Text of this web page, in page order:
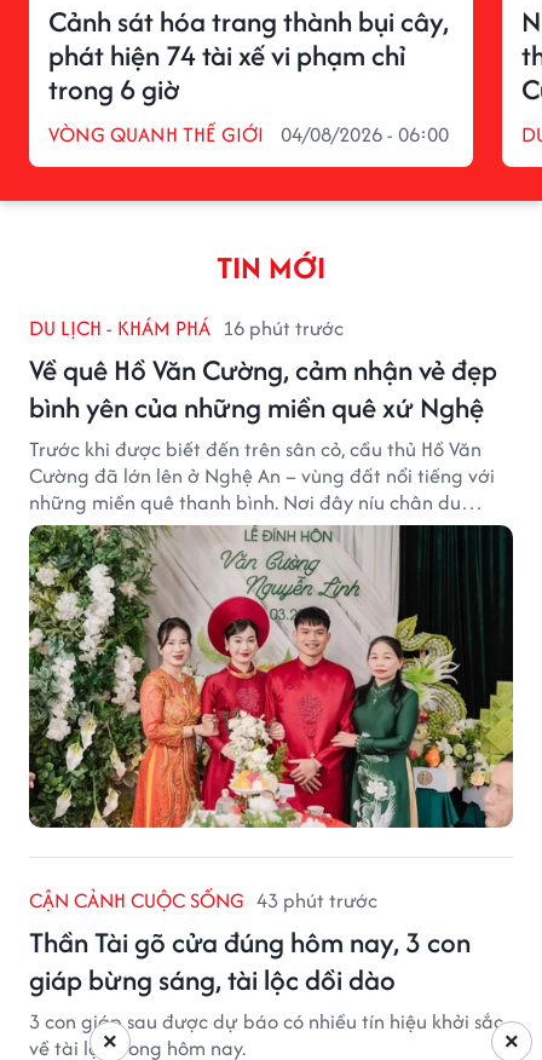
Cảnh sát hóa trang thành bụi cây,
phát hiện 74 tài xế vi phạm chỉ
trong 6 giờ
VÒNG QUANH THẾ GIỚI 04/08/2026 - 06:00
TIN MỚI
DU LỊCH - KHÁM PHÁ 16 phút trước
Về quê Hồ Văn Cường, cảm nhận vẻ đẹp
bình yên của những miền quê xứ Nghệ
Trước khi được biết đến trên sân cỏ, cầu thủ Hồ Văn
Cường đã lớn lên ở Nghệ An – vùng đất nổi tiếng với
những miền quê thanh bình. Nơi đây níu chân du
khách bằng cánh đồng xanh, làng quê yên ả và nhịp
sống chậm đầy bình yên.
CẬN CẢNH CUỘC SỐNG 43 phút trước
Thần Tài gõ cửa đúng hôm nay, 3 con
giáp bừng sáng, tài lộc dồi dào
3 con giáp sau được dự báo có nhiều tín hiệu khởi sắc
về tài lộc trong hôm nay.
×
×